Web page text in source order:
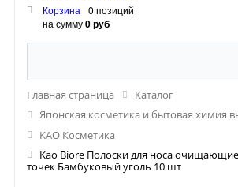
Корзина
0 позиций
на сумму0 руб
Главная страница
Каталог
Японская косметика и бытовая химия
KAO Косметика
Kao Biore Полоски для носа
точек Бамбуковый уголь 10 шт